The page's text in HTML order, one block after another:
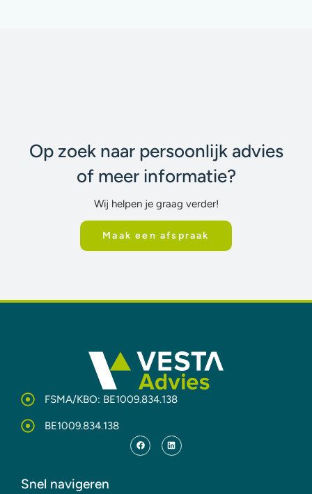
Op zoek naar persoonlijk advies
of meer informatie?
Wij helpen je graag verder!
Maak een afspraak
FSMA/KBO: BE1009.834.138
BE1009.834.138
Snel navigeren